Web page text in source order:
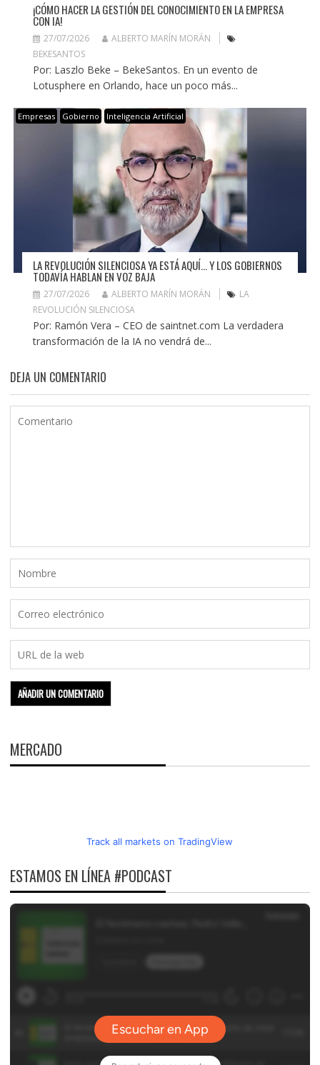
¡CÓMO HACER LA GESTIÓN DEL CONOCIMIENTO EN LA EMPRESA
CON IA!
27/07/2026
ALBERTO MARÍN MORÁN
BEKESANTOS
Por: Laszlo Beke – BekeSantos. En un evento de
Lotusphere en Orlando, hace un poco más...
Empresas Gobierno Inteligencia Artificial
LA REVOLUCIÓN SILENCIOSA YA ESTÁ AQUÍ… Y LOS GOBIERNOS
TODAVÍA HABLAN EN VOZ BAJA
27/07/2026 ALBERTO MARÍN MORÁN
LA
REVOLUCIÓN SILENCIOSA
Por: Ramón Vera – CEO de saintnet.com La verdadera
transformación de la IA no vendrá de...
DEJA UN COMENTARIO
MERCADO
Track all markets on TradingView
ESTAMOS EN LÍNEA #PODCAST